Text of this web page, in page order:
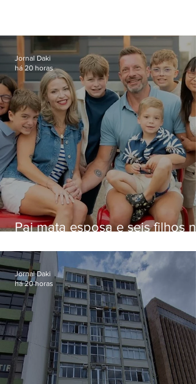
Pai mata esposa e seis filhos
Jornal Daki
há 20 horas
Jornal Daki
há 20 horas